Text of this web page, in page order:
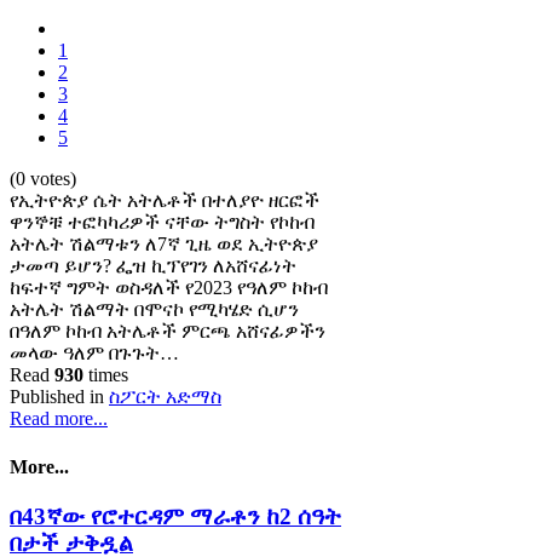
1
2
3
4
5
(0 votes)
የኢትዮጵያ ሴት አትሌቶች በተለያዮ ዘርፎች
ዋንኞቹ ተፎካካሪዎች ናቸው ትግስት የኮከብ
አትሌት ሽልማቱን ለ7ኛ ጊዜ ወደ ኢትዮጵያ
ታመጣ ይሆን? ፌዝ ኪፕየገን ለአሸናፊነት
ከፍተኛ ግምት ወስዳለች የ2023 የዓለም ኮከብ
አትሌት ሽልማት በሞናኮ የሚካሄድ ሲሆን
በዓለም ኮከብ አትሌቶች ምርጫ አሸናፊዎችን
መላው ዓለም በጉጉት…
Read 930 times
Published in ስፖርት አድማስ
Read more...
More...
በ43ኛው የሮተርዳም ማራቶን ከ2 ሰዓት
በታች ታቅዷል